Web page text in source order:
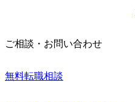
ご相談・お問い合わせ
無料転職相談